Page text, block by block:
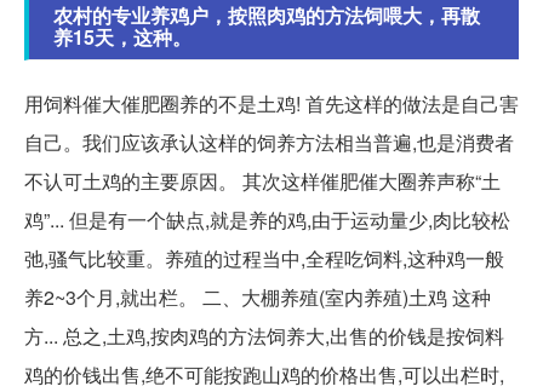
农村的专业养鸡户，按照肉鸡的方法饲喂大，再散
养15天，这种。
用饲料催大催肥圈养的不是土鸡! 首先这样的做法是自己害
自己。我们应该承认这样的饲养方法相当普遍,也是消费者
不认可土鸡的主要原因。 其次这样催肥催大圈养声称“土
鸡”... 但是有一个缺点,就是养的鸡,由于运动量少,肉比较松
弛,骚气比较重。养殖的过程当中,全程吃饲料,这种鸡一般
养2~3个月,就出栏。 二、大棚养殖(室内养殖)土鸡 这种
方... 总之,土鸡,按肉鸡的方法饲养大,出售的价钱是按饲料
鸡的价钱出售,绝不可能按跑山鸡的价格出售,可以出栏时,